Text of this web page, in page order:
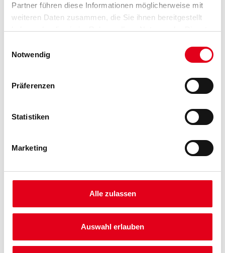
Partner führen diese Informationen möglicherweise mit
weiteren Daten zusammen, die Sie ihnen bereitgestellt
haben oder die sie im Rahmen Ihrer Nutzung der Dienste
Notwendig
Präferenzen
Statistiken
Marketing
Alle zulassen
Auswahl erlauben
Umrechnungsfaktoren
PRODUKTEIGENSCHAFTEN
- POS Rubrik: Mixed
- Einsatzzweck: Neubau, Renovierungsbereich,